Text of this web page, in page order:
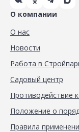
О компании
О нас
Новости
Работа в
Садовый центр
Противодействие
Положение о
Правила